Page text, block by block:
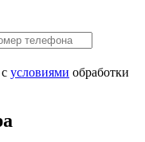
условиями обработки